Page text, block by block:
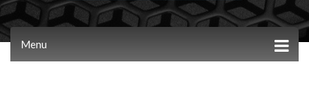
Menu